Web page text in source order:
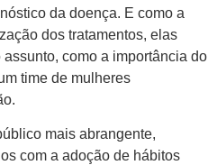
da doença. E como a
dos tratamentos, elas
como a importância do
time de mulheres
mais abrangente,
com a adoção de hábitos